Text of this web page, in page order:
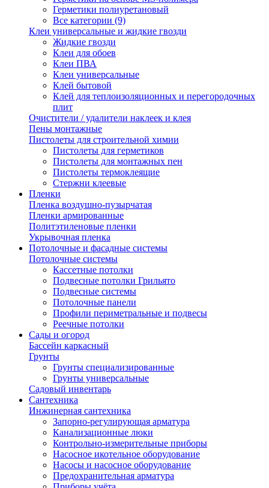
Герметики полиуретановый
Все категории (9)
Клеи универсальные и жидкие гвозди
Жидкие гвозди
Клеи для обоев
Клеи ПВА
Клеи универсальные
Клей бытовой
Клей для теплоизоляционных и перегородочных
плит
Очистители / удалители наклеек и клея
Пены монтажные
Пистолеты для строительной химии
Пистолеты для герметиков
Пистолеты для монтажных пен
Пистолеты термоклеящие
Стержни клеевые
Пленки
Пленка воздушно-пузырчатая
Пленки армированные
Политэтиленовые пленки
Укрывочная пленка
Потолочные и фасадные системы
Потолочные системы
Кассетные потолки
Подвесные потолки Грильято
Подвесные системы
Потолочные панели
Профили периметральные и подвесы
Реечные потолки
Сады и огород
Бассейн каркасный
Грунты
Грунты специализированные
Грунты универсальные
Садовый инвентарь
Сантехника
Инжинерная сантехника
Запорно-регулирующая арматура
Канализационные люки
Контрольно-измерительные приборы
Насосное икотельное оборудование
Насосы и насосное оборудование
Предохранительная арматура